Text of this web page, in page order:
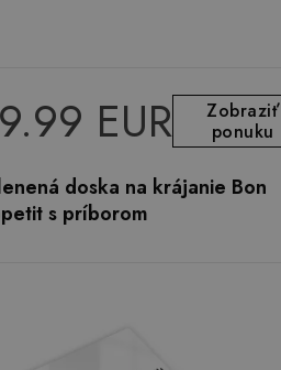
EUR
Zobraziť
ponuku
doska na krájanie Bon
s príborom